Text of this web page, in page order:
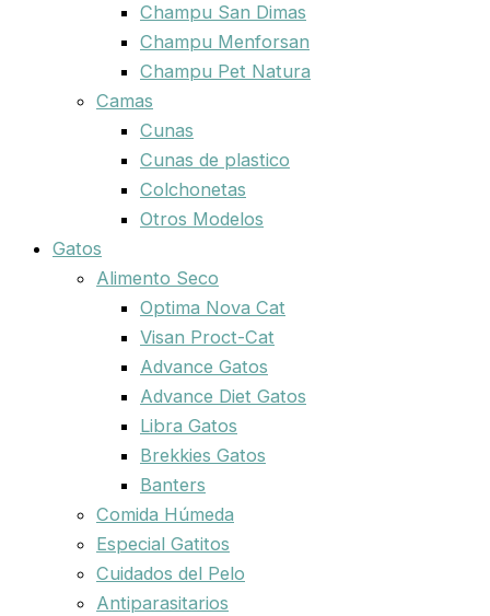
Champu San Dimas
Champu Menforsan
Champu Pet Natura
Camas
Cunas
Cunas de plastico
Colchonetas
Otros Modelos
Gatos
Alimento Seco
Optima Nova Cat
Visan Proct-Cat
Advance Gatos
Advance Diet Gatos
Libra Gatos
Brekkies Gatos
Banters
Comida Húmeda
Especial Gatitos
Cuidados del Pelo
Antiparasitarios